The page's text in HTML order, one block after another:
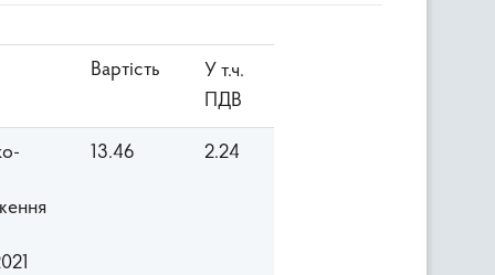
Вартість
У т.ч.
ПДВ
13.46 2.24